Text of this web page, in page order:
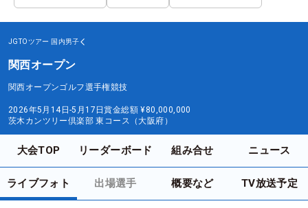
JGTOツアー 国内男子
関西オープン
関西オープンゴルフ選手権競技
2026年5月14日-5月17日賞金総額 ¥80,000,000
茨木カンツリー倶楽部 東コース（大阪府）
大会TOP リーダーボード 組み合せ ニュース
ライブフォト 出場選手 概要など TV放送予定